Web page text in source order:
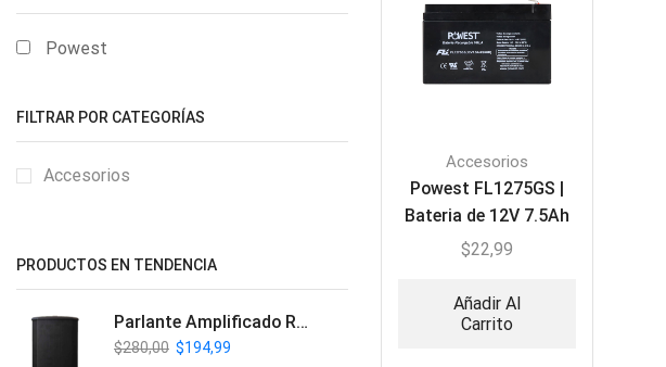
Accesorios
Powest FL1275GS |
Bateria de 12V 7.5Ah
Recargable
$22,99
Añadir Al
Carrito
Powest
FILTRAR POR CATEGORÍAS
Accesorios
PRODUCTOS EN TENDENCIA
Parlante Amplificado Recargable BT | Italy Audio ITL-PRO11
$280,00 $194,99